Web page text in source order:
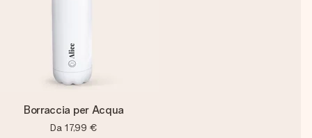
Borraccia per Acqua
Da 17,99 €